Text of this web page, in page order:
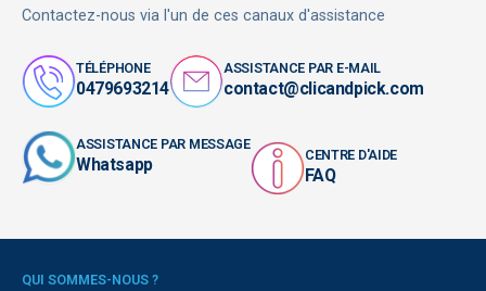
Contactez-nous via l'un de ces canaux d'assistance
TÉLÉPHONE
0479693214
ASSISTANCE PAR E-MAIL
contact@clicandpick.com
ASSISTANCE PAR MESSAGE
Whatsapp CENTRE D'AIDE
FAQ
QUI SOMMES-NOUS ?